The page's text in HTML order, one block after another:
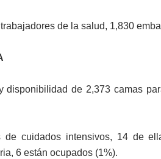
de la salud, 1,830
disponibilidad de 2,373 camas
de cuidados intensivos, 14 de
6 están ocupados (1%).